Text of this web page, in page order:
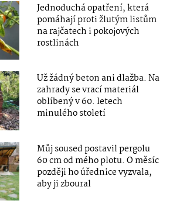
Jednoduchá opatření, která
pomáhají proti žlutým listům
na rajčatech i pokojových
rostlinách
Už žádný beton ani dlažba. Na
zahrady se vrací materiál
oblíbený v 60. letech
minulého století
Můj soused postavil pergolu
60 cm od mého plotu. O měsíc
později ho úřednice vyzvala,
aby ji zboural